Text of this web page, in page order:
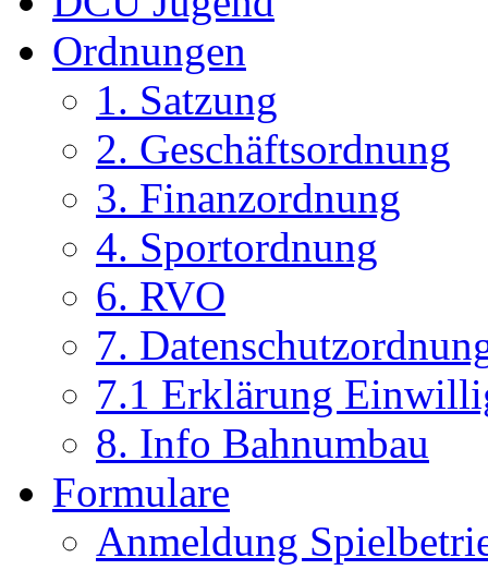
Ordnungen
1. Satzung
2. Geschäftsordnung
3. Finanzordnung
4. Sportordnung
6. RVO
7.
7.1 Erklärung
8. Info Bahnumbau
Formulare
Anmeldung